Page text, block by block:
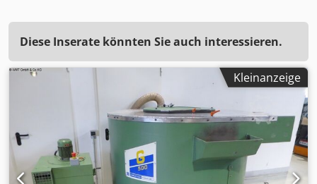
Diese Inserate könnten Sie auch interessieren.
Kleinanzeige